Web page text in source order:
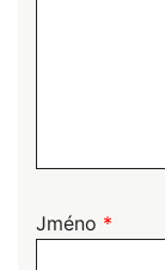
Jméno *